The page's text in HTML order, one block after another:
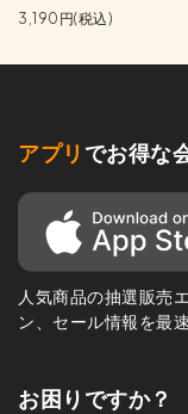
3,190円(税込)
アプリ でお得な
人気商品の抽選販売
ン、セール情報を最
お困りですか？